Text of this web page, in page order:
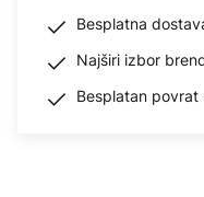
Besplatna
Najširi izbor
Besplatan